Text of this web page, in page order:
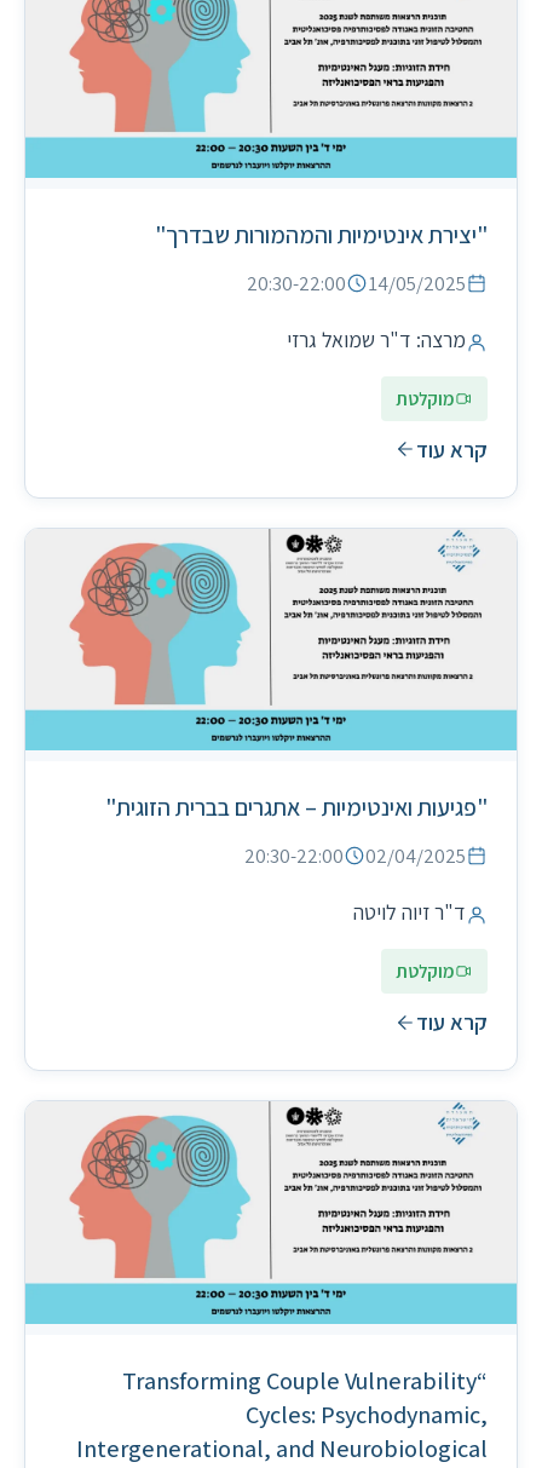
"יצירת אינטימיות והמהמורות שבדרך"
14/05/2025
20:30-22:00
מרצה: ד"ר שמואל גרזי
מוקלטת
קרא עוד
"פגיעות ואינטימיות – אתגרים בברית הזוגית"
02/04/2025
20:30-22:00
ד"ר זיוה לויטה
מוקלטת
קרא עוד
“Transforming Couple Vulnerability
Cycles: Psychodynamic,
Intergenerational, and Neurobiological